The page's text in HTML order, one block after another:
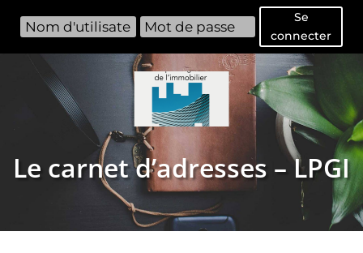
Se
connecter
Le carnet d’adresses – LPGI